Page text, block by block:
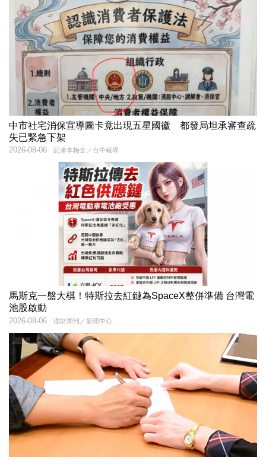
中市社宅消保宣導圖卡竟出現五星國徽 都發局坦承審查疏
失已緊急下架
記者李梅金／台中報導
2026-08-06
馬斯克一盤大棋！特斯拉去紅鏈為SpaceX整併準備 台灣電
池股啟動
理財周刊／新聞中心
2026-08-06